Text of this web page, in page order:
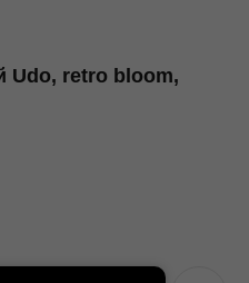
retro bloom,